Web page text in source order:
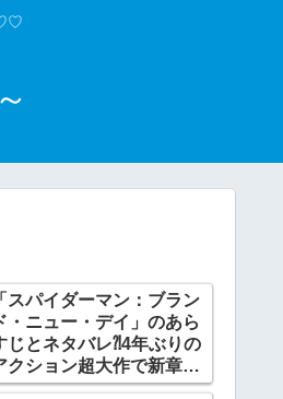
♡♡
「スパイダーマン：ブラン
・ニュー・デイ」のあら
じとネタバレ⁈4年ぶりの
クション超大作で新章開
。